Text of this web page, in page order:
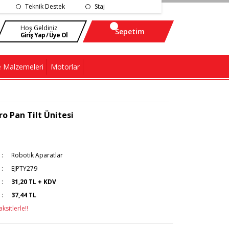
Teknik Destek Staj
Hoş Geldiniz
Giriş Yap / Üye Ol
Sepetim
Malzemeleri Motorlar
Pan Tilt Ünitesi
Robotik Aparatlar
EJPTY279
31,20 TL + KDV
37,44 TL